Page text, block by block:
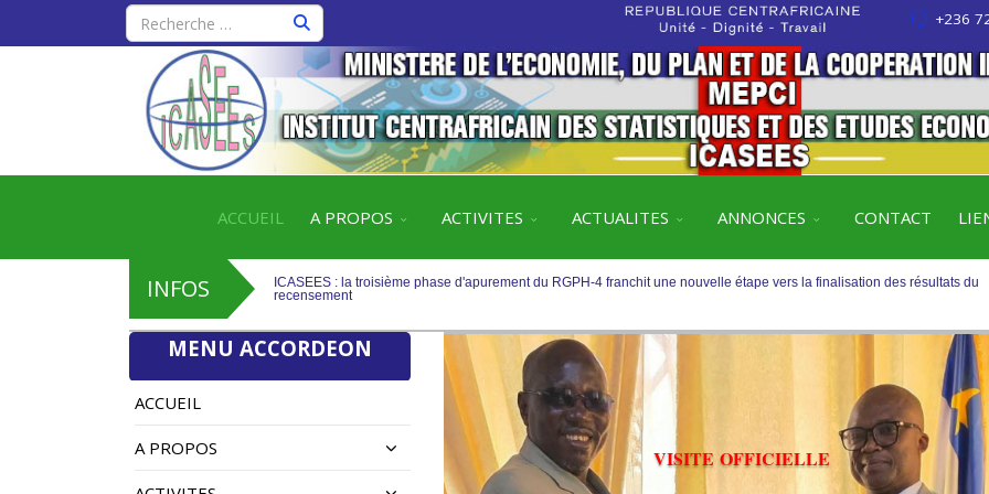
+236
ACCUEIL A PROPOS ACTIVITES ACTUALITES ANNONCES CONTACT
INFOS
ICASEES : la troisième phase d'apurement du RGPH-4 franchit une nouvelle étape vers la finalisation des résultats du
ICASEES : la troisième phase d'apurement du RGPH-4 franchit une nouvelle étape vers la finalisation des résultats du
recensement
ICASEES : Publication de l’aide-mémoire sur les travaux de rebasage du PIB, base 2019 selon le SCN 2008
MENU ACCORDEON
ACCUEIL
A PROPOS VISITE OFFICIELLE